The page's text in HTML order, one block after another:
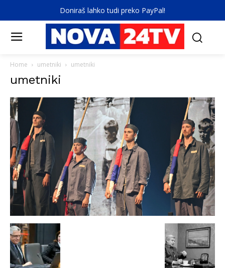
Doniraš lahko tudi preko PayPal!
Home umetniki umetniki
umetniki